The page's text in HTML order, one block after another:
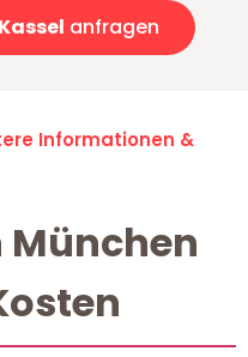
anfragen
Informationen &
München